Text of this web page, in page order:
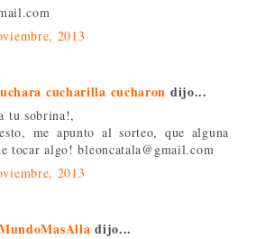
2013
cucharilla cucharon dijo...
tu sobrina!,
me apunto al sorteo, que alguna
tocar algo! bleoncatala@gmail.com
2013
dijo...